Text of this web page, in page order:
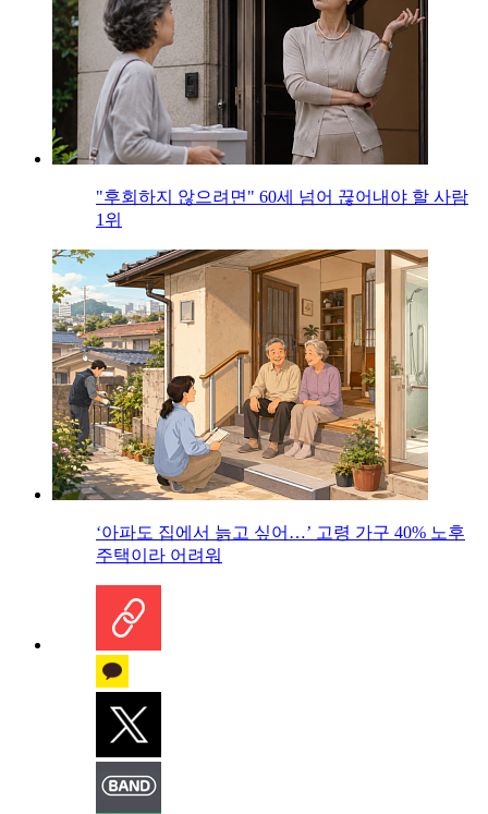
"후회하지 않으려면" 60세 넘어 끊어내야 할 사람
1위
‘아파도 집에서 늙고 싶어…’ 고령 가구 40% 노후
주택이라 어려워